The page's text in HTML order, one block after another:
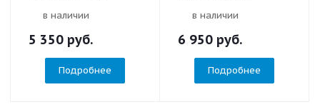
в наличии
5 350 руб.
Подробнее
в наличии
6 950 руб.
Подробнее